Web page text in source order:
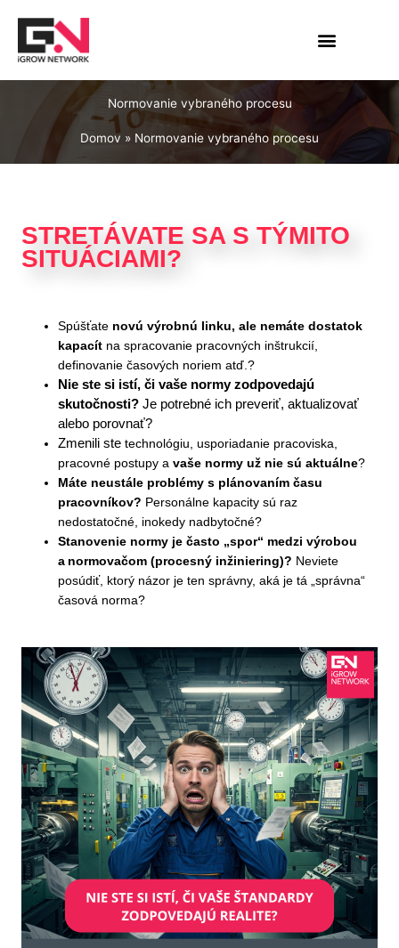
obsah
Normovanie vybraného procesu
Domov Normovanie vybraného procesu
STRETÁVATE SA S TÝMITO
SITUÁCIAMI?
Spúšťate novú výrobnú linku, ale nemáte dostatok
kapacít na spracovanie pracovných inštrukcií,
definovanie časových noriem atď.?
Nie ste si istí, či vaše normy zodpovedajú
skutočnosti?Je potrebné ich preveriť, aktualizovať
alebo porovnať?
Zmenili stetechnológiu, usporiadanie pracoviska,
pracovné postupy a vaše normy už nie sú aktuálne?
Máte neustále problémy s plánovaním času
pracovníkov? Personálne kapacity sú raz
nedostatočné, inokedy nadbytočné?
Stanovenie normy je často „spor“ medzi výrobou
a normovačom (procesný inžiniering)? Neviete
posúdiť, ktorý názor je ten správny, aká je tá „správna“
časová norma?